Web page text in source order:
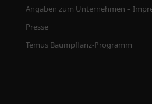
Angaben zum Unternehmen –
Presse
Temus Baumpflanz-Programm